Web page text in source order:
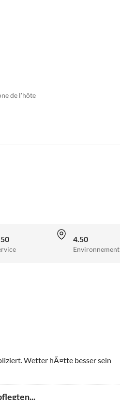
de l'hôte
4.50
Environnement
Wetter hÃ¤tte besser sein